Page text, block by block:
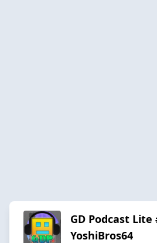
GD Podcast Lite
YoshiBros64